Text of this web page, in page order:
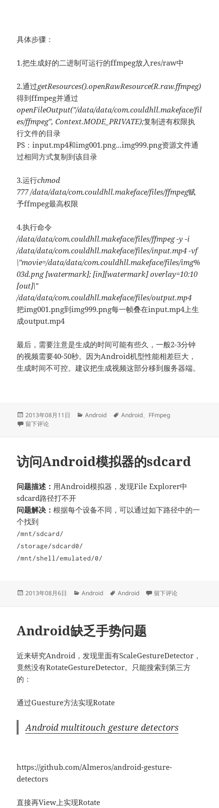
具体步骤：
1.把生成好的二进制可运行的ffmpeg放入res/raw中
2.通过getResources().openRawResource(R.raw.ffmpeg)
得到ffmpeg并通过
openFileOutput("/data/data/com.couldhll.makeface/fil
es/ffmpeg", Context.MODE_PRIVATE);复制进有权限执
行文件的目录
PS：input.mp4和img001.png...img999.png资源文件通
过相同方式复制到该目录
3.运行chmod
777 /data/data/com.couldhll.makeface/files/ffmpeg赋
予ffmpeg最高权限
4.执行命令
/data/data/com.couldhll.makeface/files/ffmpeg -y -i
/data/data/com.couldhll.makeface/files/input.mp4 -vf
\"movie=/data/data/com.couldhll.makeface/files/img%
03d.png [watermark]; [in][watermark] overlay=10:10
[out]\"
/data/data/com.couldhll.makeface/files/output.mp4
把img001.png到img999.png每一帧叠在input.mp4上生
成output.mp4
最后，需要注意是生成的时间可能有些久，一般2-3分钟
的视频需要40-50秒。因为Android机型性能相差巨大，
生成时间不可控。建议把生成视频这部分移到服务器端。
发
布
2013年08月11日
分
Android
标
Android、 FFmpeg
于FFmpeg for Android
留下评论
访问Android模拟器的sdcard
问题描述： 用Android模拟器，发现File Explorer中
sdcard路径打不开
问题解决：根据每个设备不同，可以通过如下路径中的一
个找到
/mnt/sdcard/
/storage/sdcard0/
/mnt/shell/emulated/0/
发
2013年08月6日
分
Android
标
Android 于访问Android模拟器的
留下评论
Android缺乏手势问题
近来研究Android，发现里面有ScaleGestureDetector，
竟然没有RotateGestureDetector。只能搜索到第三方
的：
通过Guesture方法实现Rotate
Android multitouch gesture detectors
https://github.com/Almeros/android-gesture-
detectors
直接再View上实现Rotate